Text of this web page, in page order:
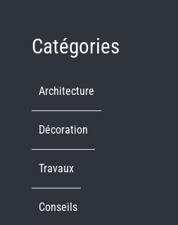
Catégories
Architecture
Décoration
Travaux
Conseils